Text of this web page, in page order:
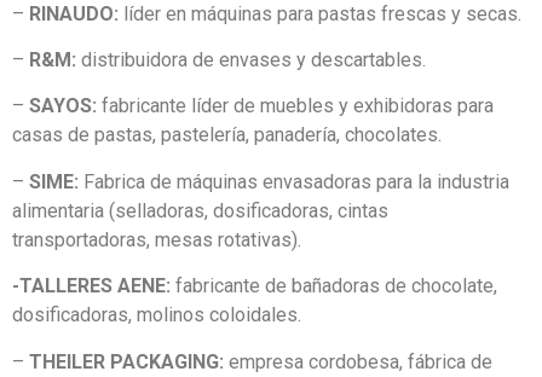
– RINAUDO: líder en máquinas para pastas frescas y secas.
– R&M: distribuidora de envases y descartables.
– SAYOS: fabricante líder de muebles y exhibidoras para
casas de pastas, pastelería, panadería, chocolates.
– SIME: Fabrica de máquinas envasadoras para la industria
alimentaria (selladoras, dosificadoras, cintas
transportadoras, mesas rotativas).
-TALLERES AENE: fabricante de bañadoras de chocolate,
dosificadoras, molinos coloidales.
– THEILER PACKAGING: empresa cordobesa, fábrica de